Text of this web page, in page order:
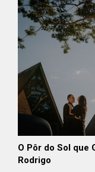
O Pôr do Sol que
Rodrigo